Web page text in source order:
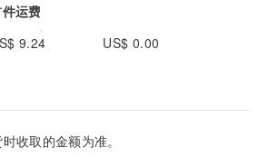
运费
9.24
US$ 0.00
收取的金额为准。